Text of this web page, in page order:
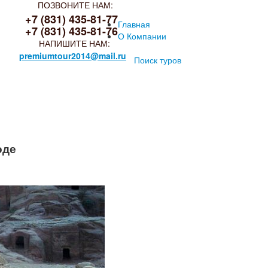
ПОЗВОНИТЕ НАМ:
+7 (831) 435-81-77
+7 (831) 435-81-76
НАПИШИТЕ НАМ:
premiumtour2014@mail.ru
Главная
О Компании
Поиск туров